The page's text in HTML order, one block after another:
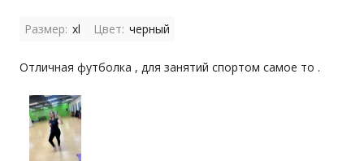
Размер: xl Цвет: черный
Отличная футболка , для занятий спортом самое то .